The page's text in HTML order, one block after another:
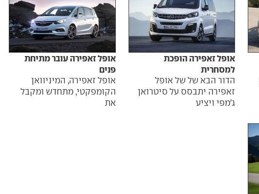
אופל זאפירה הופכת
למסחרית
הדור הבא של של אופל
זאפירה יתבסס על סיטרואן
ג'מפי ויציע
אופל זאפירה עובר מתיחת
פנים
אופל זאפירה, המיניוואן
הקומפקטי, מתחדש ומקבל
את